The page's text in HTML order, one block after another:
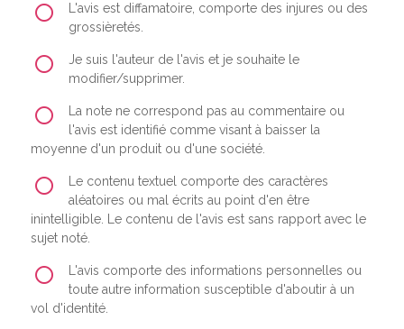
L'avis est diffamatoire, comporte des injures ou des
grossièretés.
Je suis l'auteur de l'avis et je souhaite le
modifier/supprimer.
La note ne correspond pas au commentaire ou
l'avis est identifié comme visant à baisser la
moyenne d'un produit ou d'une société.
Le contenu textuel comporte des caractères
aléatoires ou mal écrits au point d'en être
inintelligible. Le contenu de l'avis est sans rapport avec le
sujet noté.
L'avis comporte des informations personnelles ou
toute autre information susceptible d'aboutir à un
vol d'identité.